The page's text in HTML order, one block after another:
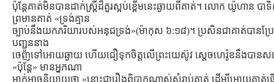
ប៉ុន្ដែគាត់មិនបានដាក់ស្រ្ដីដ៏គួរស្អប់ខ្ពើមនេះឆ្ងាយពីគាត់។ លោក យ៉ូហាន បាទិ
ព្រមានគាត់ «ទ្រង់គ្មាន
ច្បាប់នឹងយកភរិយារបស់អនុជទ្រង់»(ម៉ាកុស ៦:១៨)។ ប្រសិនជាគាត់បានប្រ
បញ្ជូននាង
ចេញទៅអោយឆ្ងាយ ហើយជឿទុកចិត្ដលើព្រះយេស៊ូវ ស្ដេចហេរ៉ូឌនឹងបានសង្
«ប៉ុន្ដែ» មានអ្នកណា
ម្នាក់អាចនិយាយថា «នោះជារឿងពិបាកណាស់សំរាប់គាត់ ដើម្បីអោយគាត់ធ្វើ